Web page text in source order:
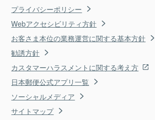
プライバシーポリシー
Webアクセシビリティ方針
お客さま本位の業務運営に関する基本方針
勧誘方針
カスタマーハラスメントに関する考え方
日本郵便公式アプリ一覧
ソーシャルメディア
サイトマップ